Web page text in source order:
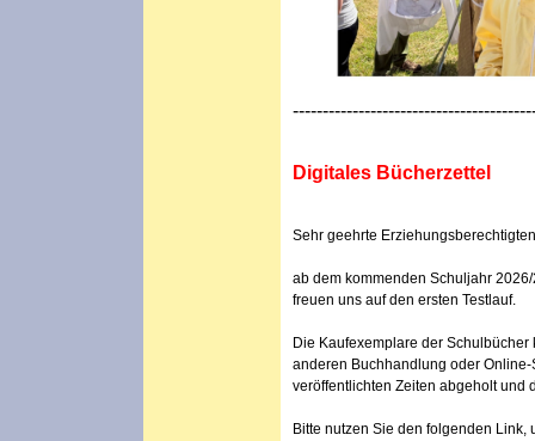
Digitales Bücherzettel
Sehr geehrte
ab dem kommenden Schuljahr
freuen uns auf den ersten Testlauf.
Die Kaufexemplare der
anderen Buchhandlung oder
veröffentlichten Zeiten abgeholt und
Bitte nutzen Sie den folgenden